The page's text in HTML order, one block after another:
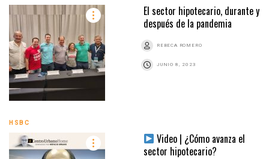
El sector hipotecario, durante y
después de la pandemia
REBECA ROMERO
JUNIO 8, 2023
HSBC
Video | ¿Cómo avanza el
sector hipotecario?